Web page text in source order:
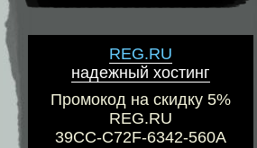
REG.RU
надежный хостинг
Промокод на скидку 5%
REG.RU
39CC-C72F-6342-560A